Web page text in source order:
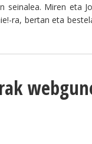
Miren eta
ra, bertan eta